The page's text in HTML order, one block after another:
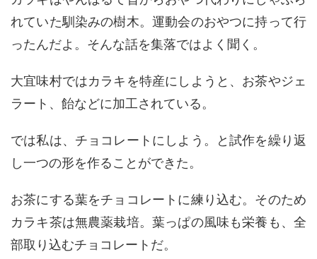
れていた馴染みの樹木。運動会のおやつに持って行
ったんだよ。そんな話を集落ではよく聞く。
大宜味村ではカラキを特産にしようと、お茶やジェ
ラート、飴などに加工されている。
では私は、チョコレートにしよう。と試作を繰り返
し一つの形を作ることができた。
お茶にする葉をチョコレートに練り込む。そのため
カラキ茶は無農薬栽培。葉っぱの風味も栄養も、全
部取り込むチョコレートだ。